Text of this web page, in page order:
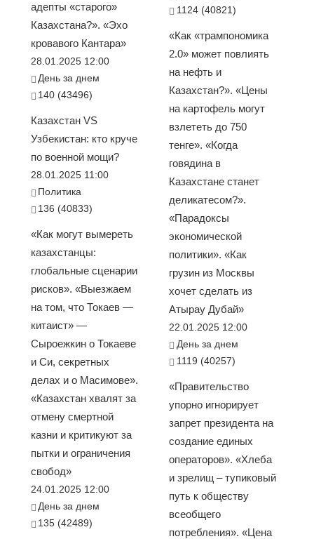
адепты «старого»
Казахстана?». «Эхо
кровавого Кантара»
28.01.2025 12:00
День за днем
140 (43496)
Казахстан VS
Узбекистан: кто круче
по военной мощи?
28.01.2025 11:00
Политика
136 (40833)
«Как могут вымереть
казахстанцы:
глобальные сценарии
рисков». «Выезжаем
на том, что Токаев —
китаист» —
Сыроежкин о Токаеве
и Си, секретных
делах и о Масимове».
«Казахстан хвалят за
отмену смертной
казни и критикуют за
пытки и ограничения
свобод»
24.01.2025 12:00
День за днем
135 (42489)
1124 (40821)
«Как «трампономика
2.0» может повлиять
на нефть и
Казахстан?». «Цены
на картофель могут
взлететь до 750
тенге». «Когда
говядина в
Казахстане станет
деликатесом?».
«Парадоксы
экономической
политики». «Как
грузин из Москвы
хочет сделать из
Атырау Дубай»
22.01.2025 12:00
День за днем
1119 (40257)
«Правительство
упорно игнорирует
запрет президента на
создание единых
операторов». «Хлеба
и зрелищ – тупиковый
путь к обществу
всеобщего
потребления». «Цена